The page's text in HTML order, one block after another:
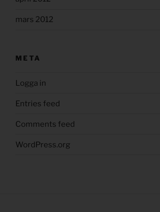
mars 2012
META
Logga in
Entries feed
Comments feed
WordPress.org